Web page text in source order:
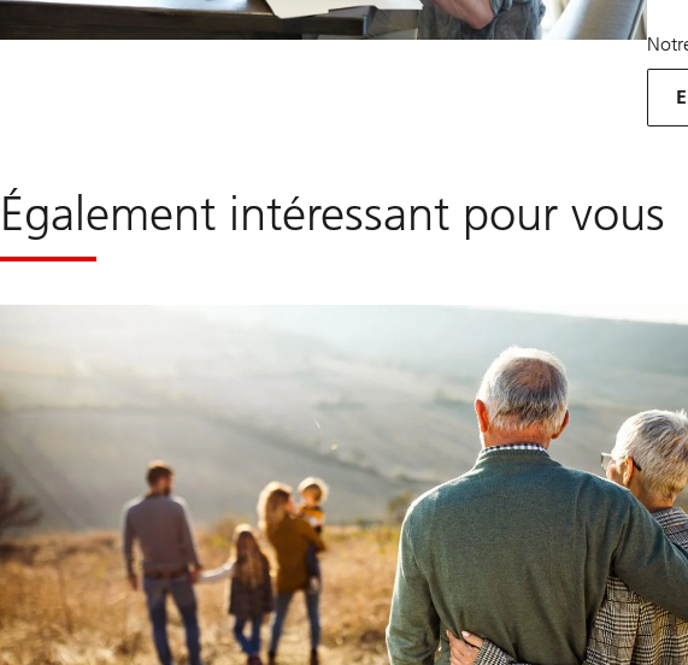
Également intéressant pour vous